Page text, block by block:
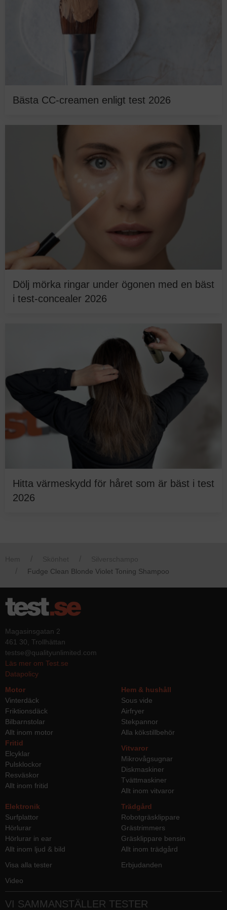
Bästa CC-creamen enligt test 2026
Dölj mörka ringar under ögonen med en bäst
i test-concealer 2026
Hitta värmeskydd för håret som är bäst i test
2026
Fudge Clean Blonde Violet Toning Shampoo
Magasinsgatan 2
461 30, Trollhättan
testse@qualityunlimited.com
Läs mer om Test.se
Datapolicy
Motor
Vinterdäck
Friktionsdäck
Bilbarnstolar
Allt inom motor
Hem & hushåll
Sous vide
Airfryer
Stekpannor
Alla kökstillbehör
Fritid
Elcyklar
Pulsklockor
Resväskor
Allt inom fritid
Vitvaror
Mikrovågsugnar
Diskmaskiner
Tvättmaskiner
Allt inom vitvaror
Elektronik
Surfplattor
Hörlurar
Hörlurar in ear
Allt inom ljud & bild
Trädgård
Robotgräsklippare
Grästrimmers
Gräsklippare bensin
Allt inom trädgård
Visa alla tester
Erbjudanden
Video
VI SAMMANSTÄLLER TESTER